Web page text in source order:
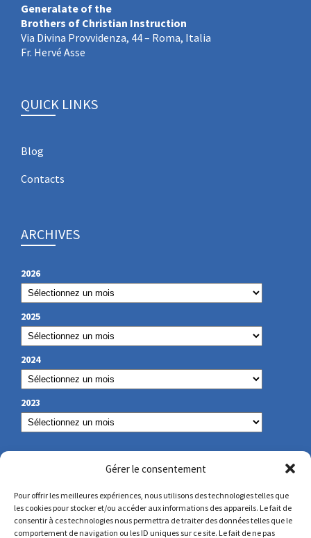
Gérer le consentement
Pour offrir les meilleures expériences, nous utilisons des technologies telles que
les cookies pour stocker et/ou accéder aux informations des appareils. Le fait de
consentir à ces technologies nous permettra de traiter des données telles que le
comportement de navigation ou les ID uniques sur ce site. Le fait de ne pas
Generalate of the
Brothers of Christian Instruction
Via Divina Provvidenza, 44 – Roma, Italia
Fr. Hervé Asse
QUICK LINKS
Blog
Contacts
ARCHIVES
2026
2025
2024
2023
OUR CONTACT
secretariat@lamennais.org